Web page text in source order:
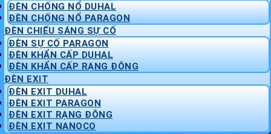
ĐÈN CHỐNG NỔ DUHAL
ĐÈN CHỐNG NỔ PARAGON
ĐÈN CHIẾU SÁNG SỰ CỐ
ĐÈN SỰ CỐ PARAGON
ĐÈN KHẨN CẤP DUHAL
ĐÈN KHẨN CẤP RẠNG ĐÔNG
ĐÈN EXIT
ĐÈN EXIT DUHAL
ĐÈN EXIT PARAGON
ĐÈN EXIT RẠNG ĐÔNG
ĐÈN EXIT NANOCO